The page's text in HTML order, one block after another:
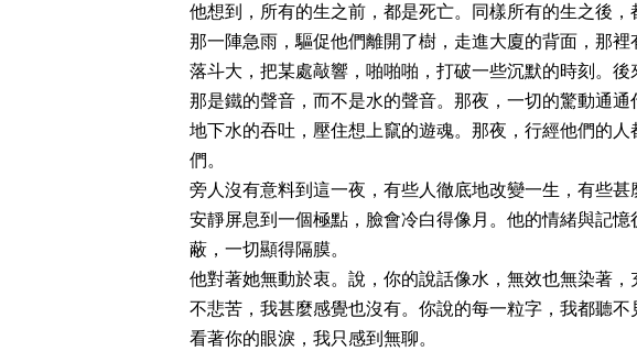
他想到，所有的生之前，都是死亡。同樣所有的生之後，
那一陣急雨，驅促他們離開了樹，走進大廈的背面，那
落斗大，把某處敲響，啪啪啪，打破一些沉默的時刻。後
那是鐵的聲音，而不是水的聲音。那夜，一切的驚動通
地下水的吞吐，壓住想上竄的遊魂。那夜，行經他們的
們。
旁人沒有意料到這一夜，有些人徹底地改變一生，有些甚
安靜屏息到一個極點，臉會冷白得像月。他的情緒與記
蔽，一切顯得隔膜。
他對著她無動於衷。說，你的說話像水，無效也無染著，
不悲苦，我甚麼感覺也沒有。你說的每一粒字，我都聽不
看著你的眼淚，我只感到無聊。